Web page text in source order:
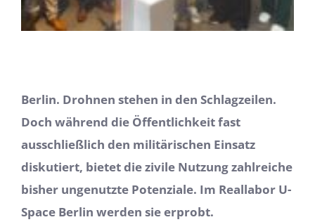
Berlin. Drohnen stehen in den Schlagzeilen.
Doch während die Öffentlichkeit fast
ausschließlich den militärischen Einsatz
diskutiert, bietet die zivile Nutzung zahlreiche
bisher ungenutzte Potenziale. Im Reallabor U-
Space Berlin werden sie erprobt.